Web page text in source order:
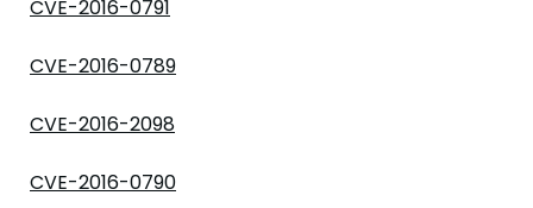
CVE-2016-0791
CVE-2016-0789
CVE-2016-2098
CVE-2016-0790